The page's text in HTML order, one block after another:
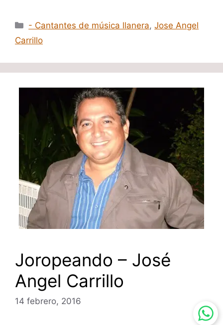
Categorías
- Cantantes de música llanera,Jose Angel
Carrillo
Joropeando – José
Angel Carrillo
14 febrero, 2016